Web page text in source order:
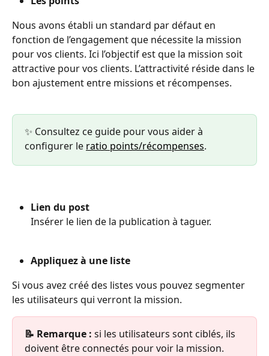
Nous avons établi un standard par défaut en
fonction de l’engagement que nécessite la mission
pour vos clients. Ici l’objectif est que la mission soit
attractive pour vos clients. L’attractivité réside dans le
bon ajustement entre missions et récompenses.
✨ Consultez ce guide pour vous aider à
configurer le ratio points/récompenses.
Lien du post
Insérer le lien de la publication à taguer.
Appliquez à une liste
Si vous avez créé des listes vous pouvez segmenter
les utilisateurs qui verront la mission.
📝 Remarque : si les utilisateurs sont ciblés, ils
doivent être connectés pour voir la mission.